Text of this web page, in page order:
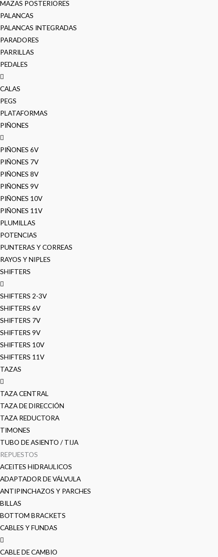
MAZAS POSTERIORES
PALANCAS
PALANCAS INTEGRADAS
PARADORES
PARRILLAS
PEDALES
CALAS
PEGS
PLATAFORMAS
PIÑONES
PIÑONES 6V
PIÑONES 7V
PIÑONES 8V
PIÑONES 9V
PIÑONES 10V
PIÑONES 11V
PLUMILLAS
POTENCIAS
PUNTERAS Y CORREAS
RAYOS Y NIPLES
SHIFTERS
SHIFTERS 2-3V
SHIFTERS 6V
SHIFTERS 7V
SHIFTERS 9V
SHIFTERS 10V
SHIFTERS 11V
TAZAS
TAZA CENTRAL
TAZA DE DIRECCIÓN
TAZA REDUCTORA
TIMONES
TUBO DE ASIENTO / TIJA
REPUESTOS
ACEITES HIDRAULICOS
ADAPTADOR DE VÁLVULA
ANTIPINCHAZOS Y PARCHES
BILLAS
BOTTOM BRACKETS
CABLES Y FUNDAS
CABLE DE CAMBIO